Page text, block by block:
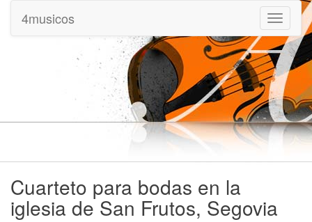
Mostrar
menu
4musicos
Cuarteto para bodas en la
iglesia de San Frutos, Segovia